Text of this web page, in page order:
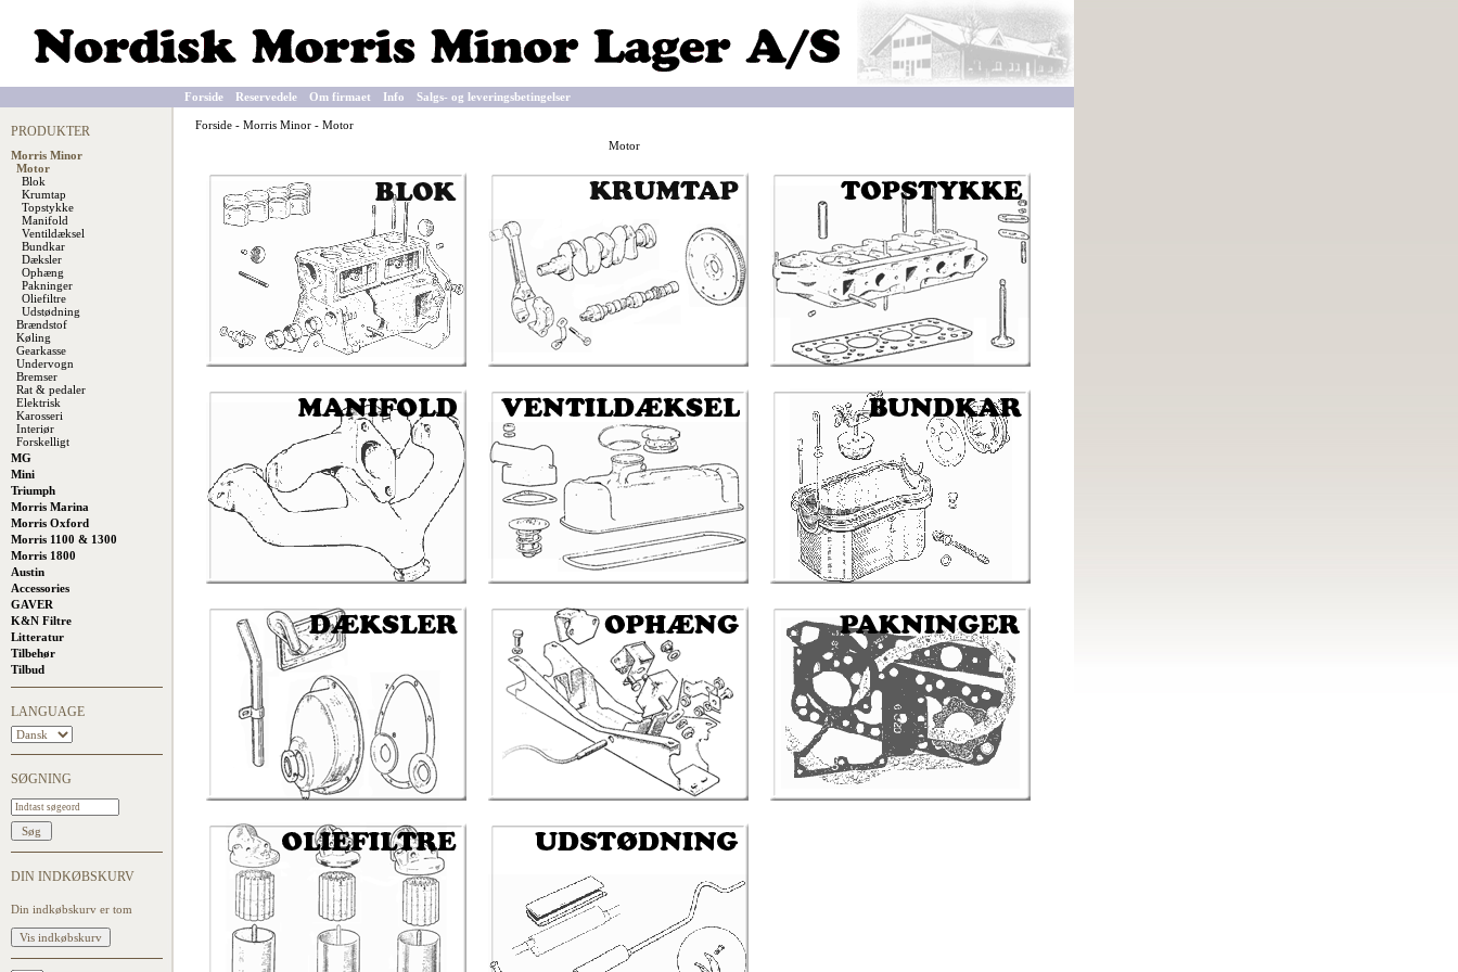
Forside Reservedele Om firmaet Info Salgs- og leveringsbetingelser
PRODUKTER
Morris Minor
Motor
Blok
Krumtap
Topstykke
Manifold
Ventildæksel
Bundkar
Dæksler
Ophæng
Pakninger
Oliefiltre
Udstødning
Brændstof
Køling
Gearkasse
Undervogn
Bremser
Rat & pedaler
Elektrisk
Karosseri
Interiør
Forskelligt
MG
Mini
Triumph
Morris Marina
Morris Oxford
Morris 1100 & 1300
Morris 1800
Austin
Accessories
GAVER
K&N Filtre
Litteratur
Tilbehør
Tilbud
LANGUAGE
SØGNING
DIN INDKØBSKURV
Din indkøbskurv er tom
Forside - Morris Minor - Motor
Motor